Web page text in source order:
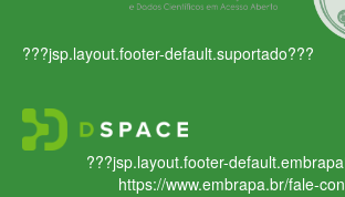
???jsp.layout.footer-default.suportado???
???jsp.layout.footer-
https://www.embrapa.br/fale-